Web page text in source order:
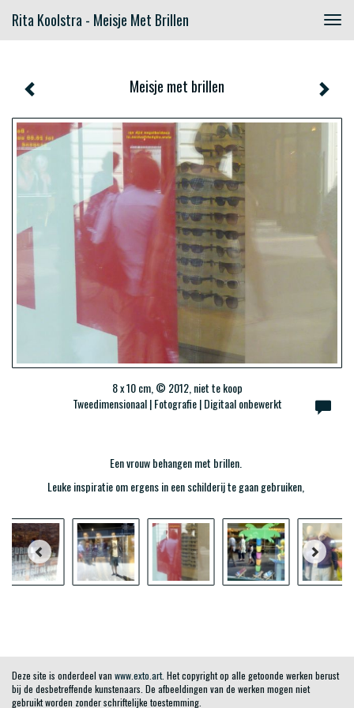
Rita Koolstra - Meisje Met Brillen
Meisje met brillen
8 x 10 cm, © 2012, niet te koop
Tweedimensionaal | Fotografie | Digitaal onbewerkt
Een vrouw behangen met brillen.
Leuke inspiratie om ergens in een schilderij te gaan gebruiken,
Deze site is onderdeel van www.exto.art. Het copyright op alle getoonde werken berust
bij de desbetreffende kunstenaars. De afbeeldingen van de werken mogen niet
gebruikt worden zonder schriftelijke toestemming.